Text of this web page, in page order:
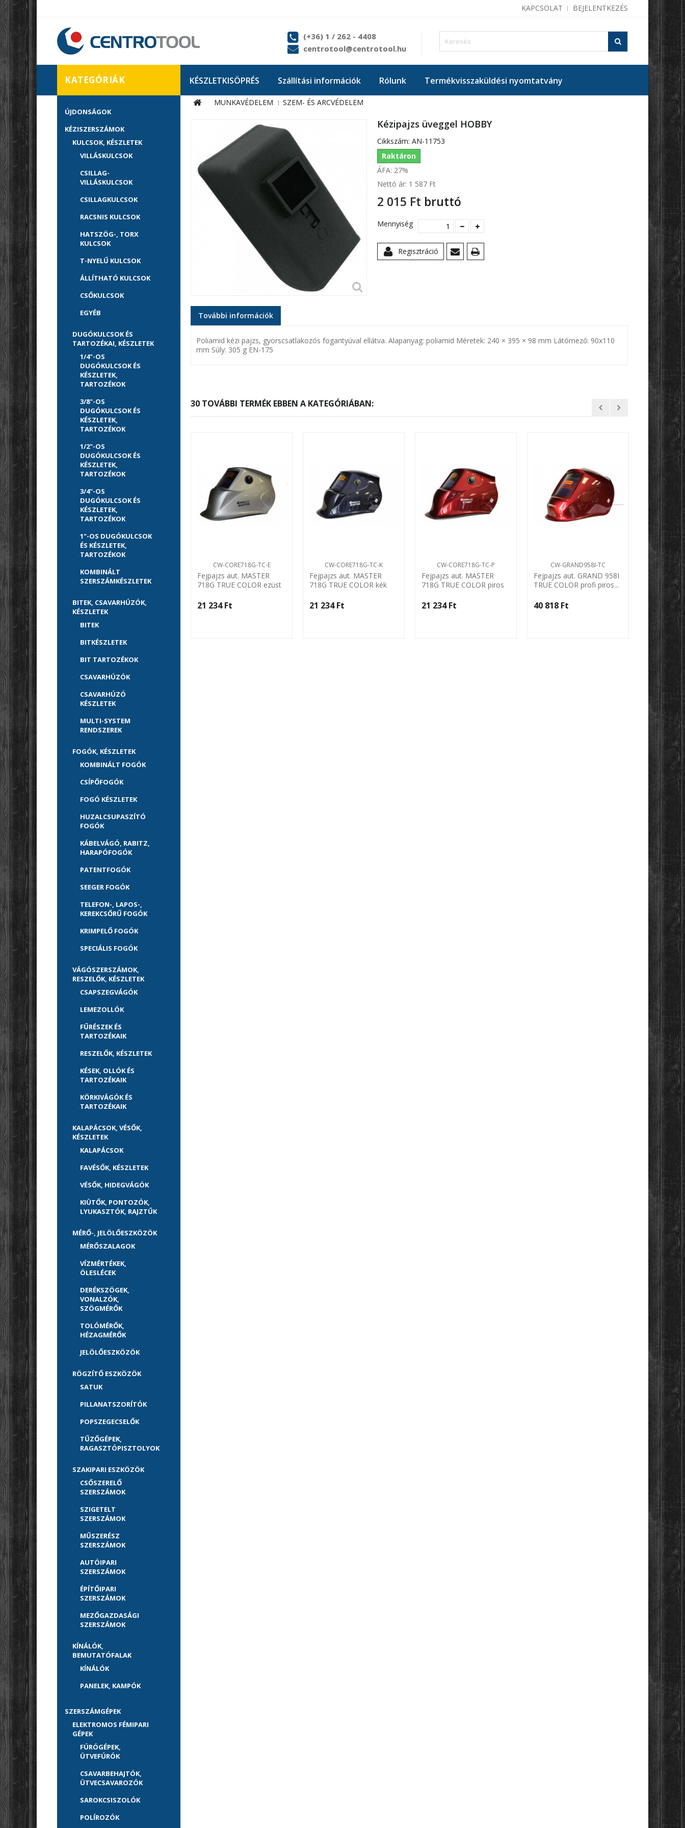
BEJELENTKEZÉS
KAPCSOLAT
(+36) 1 / 262 - 4408
centrotool@centrotool.hu
KÉSZLETKISÖPRÉS Szállítási információk Rólunk Termékvisszaküldési nyomtatvány
KATEGÓRIÁK
ÚJDONSÁGOK
KÉZISZERSZÁMOK
KULCSOK, KÉSZLETEK
VILLÁSKULCSOK
CSILLAG-
VILLÁSKULCSOK
CSILLAGKULCSOK
RACSNIS KULCSOK
HATSZÖG-, TORX
KULCSOK
T-NYELŰ KULCSOK
ÁLLÍTHATÓ KULCSOK
CSŐKULCSOK
EGYÉB
DUGÓKULCSOK ÉS
TARTOZÉKAI, KÉSZLETEK
1/4"-OS
DUGÓKULCSOK ÉS
KÉSZLETEK,
TARTOZÉKOK
3/8"-OS
DUGÓKULCSOK ÉS
KÉSZLETEK,
TARTOZÉKOK
1/2"-OS
DUGÓKULCSOK ÉS
KÉSZLETEK,
TARTOZÉKOK
3/4"-OS
DUGÓKULCSOK ÉS
KÉSZLETEK,
TARTOZÉKOK
1"-OS DUGÓKULCSOK
ÉS KÉSZLETEK,
TARTOZÉKOK
KOMBINÁLT
SZERSZÁMKÉSZLETEK
BITEK, CSAVARHÚZÓK,
KÉSZLETEK
BITEK
BITKÉSZLETEK
BIT TARTOZÉKOK
CSAVARHÚZÓK
CSAVARHÚZÓ
KÉSZLETEK
MULTI-SYSTEM
RENDSZEREK
FOGÓK, KÉSZLETEK
KOMBINÁLT FOGÓK
CSÍPŐFOGÓK
FOGÓ KÉSZLETEK
HUZALCSUPASZÍTÓ
FOGÓK
KÁBELVÁGÓ, RABITZ,
HARAPÓFOGÓK
PATENTFOGÓK
SEEGER FOGÓK
TELEFON-, LAPOS-,
KEREKCSŐRŰ FOGÓK
KRIMPELŐ FOGÓK
SPECIÁLIS FOGÓK
VÁGÓSZERSZÁMOK,
RESZELŐK, KÉSZLETEK
CSAPSZEGVÁGÓK
LEMEZOLLÓK
FŰRÉSZEK ÉS
TARTOZÉKAIK
RESZELŐK, KÉSZLETEK
KÉSEK, OLLÓK ÉS
TARTOZÉKAIK
KÖRKIVÁGÓK ÉS
TARTOZÉKAIK
KALAPÁCSOK, VÉSŐK,
KÉSZLETEK
KALAPÁCSOK
FAVÉSŐK, KÉSZLETEK
VÉSŐK, HIDEGVÁGÓK
KIÜTŐK, PONTOZÓK,
LYUKASZTÓK, RAJZTŰK
MÉRŐ-, JELÖLŐESZKÖZÖK
MÉRŐSZALAGOK
VÍZMÉRTÉKEK,
ÖLESLÉCEK
DERÉKSZÖGEK,
VONALZÓK,
SZÖGMÉRŐK
TOLÓMÉRŐK,
HÉZAGMÉRŐK
JELÖLŐESZKÖZÖK
RÖGZÍTŐ ESZKÖZÖK
SATUK
PILLANATSZORÍTÓK
POPSZEGECSELŐK
TŰZŐGÉPEK,
RAGASZTÓPISZTOLYOK
SZAKIPARI ESZKÖZÖK
CSŐSZERELŐ
SZERSZÁMOK
SZIGETELT
SZERSZÁMOK
MŰSZERÉSZ
SZERSZÁMOK
AUTÓIPARI
SZERSZÁMOK
ÉPÍTŐIPARI
SZERSZÁMOK
MEZŐGAZDASÁGI
SZERSZÁMOK
KÍNÁLÓK,
BEMUTATÓFALAK
KÍNÁLÓK
PANELEK, KAMPÓK
SZERSZÁMGÉPEK
ELEKTROMOS FÉMIPARI
GÉPEK
FÚRÓGÉPEK,
ÜTVEFÚRÓK
CSAVARBEHAJTÓK,
ÜTVECSAVAROZÓK
SAROKCSISZOLÓK
POLÍROZÓK
MUNKAVÉDELEM SZEM- ÉS ARCVÉDELEM
Kézipajzs üveggel HOBBY
Cikkszám: AN-11753
Raktáron
ÁFA: 27%
Nettó ár: 1 587 Ft‎
2 015 Ft‎ bruttó
Mennyiség
Regisztráció
További információk
Poliamid kézi pajzs, gyorscsatlakozós fogantyúval ellátva. Alapanyag: poliamid Méretek: 240 × 395 × 98 mm Látómező: 90x110
mm Súly: 305 g EN-175
30 TOVÁBBI TERMÉK EBBEN A KATEGÓRIÁBAN:
CW-CORE718G-TC-E
Fejpajzs aut. MASTER
718G TRUE COLOR ezüst
21 234 Ft‎
CW-CORE718G-TC-K
Fejpajzs aut. MASTER
718G TRUE COLOR kék
21 234 Ft‎
CW-CORE718G-TC-P
Fejpajzs aut. MASTER
718G TRUE COLOR piros
21 234 Ft‎
CW-GRAND958I-TC
Fejpajzs aut. GRAND 958I
TRUE COLOR profi piros...
40 818 Ft‎
CW-
Fejpajzs
TRUE
40 818 Ft‎